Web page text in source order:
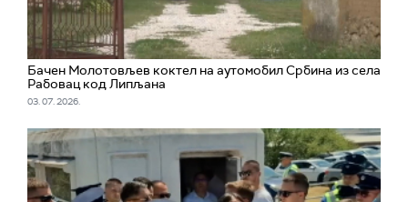
Бачен Молотовљев коктел на аутомобил Србина из села
Рабовац код Липљана
03. 07. 2026.